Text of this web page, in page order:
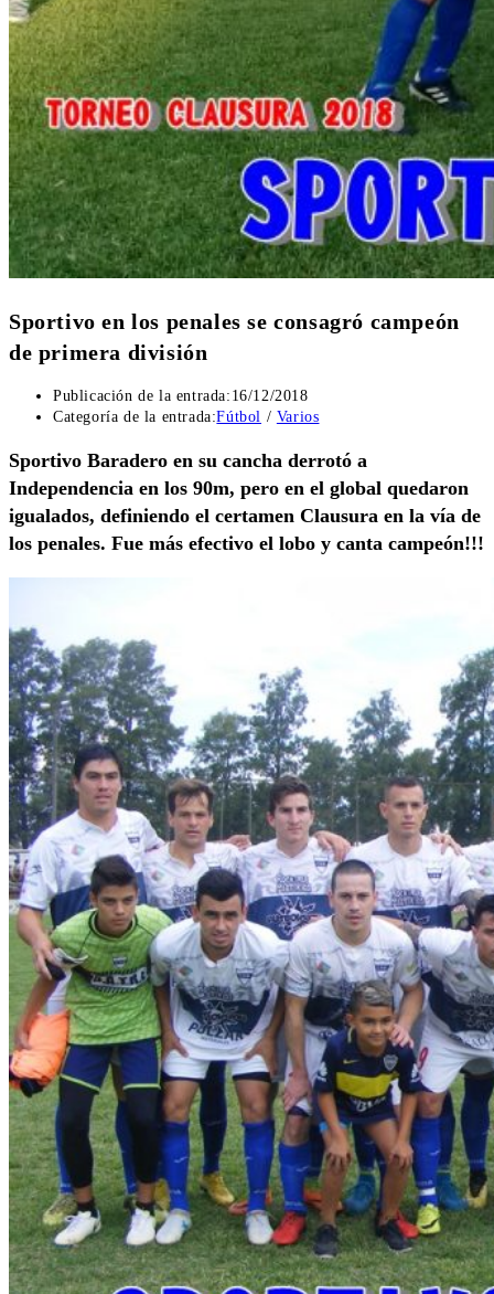
Sportivo en los penales se consagró campeón
de primera división
Publicación de la entrada: 16/12/2018
Categoría de la entrada:Fútbol / Varios
Sportivo Baradero en su cancha derrotó a
Independencia en los 90m, pero en el global quedaron
igualados, definiendo el certamen Clausura en la vía de
los penales. Fue más efectivo el lobo y canta campeón!!!